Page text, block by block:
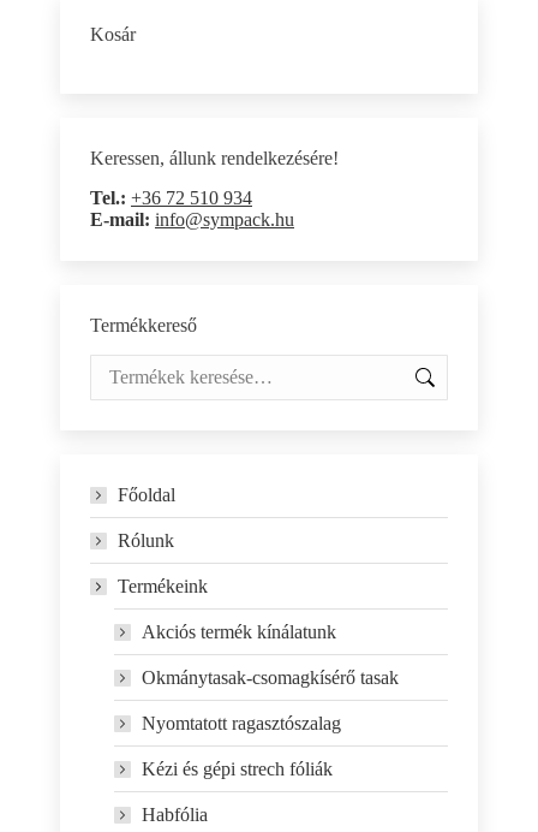
Kosár
Keressen, állunk rendelkezésére!
Tel.: +36 72 510 934
E-mail: info@sympack.hu
Termékkereső
Főoldal
Rólunk
Termékeink
Akciós termék kínálatunk
Okmánytasak-csomagkísérő tasak
Nyomtatott ragasztószalag
Kézi és gépi strech fóliák
Habfólia